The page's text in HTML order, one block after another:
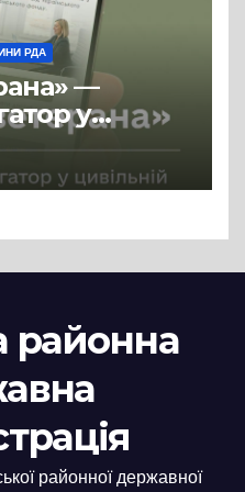
РДА
—
у
районна
районної державної